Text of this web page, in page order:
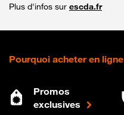
Plus d'infos sur escda.fr
Pourquoi acheter en ligne
Promos
exclusives